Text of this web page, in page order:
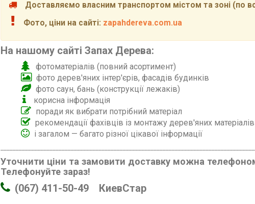
Доставляємо власним транспортом містом та зоні (по
Фото, ціни на сайті: zapahdereva.com.ua
На нашому сайті Запах Дерева:
фотоматеріалів (повний асортимент)
фото дерев'яних інтер'єрів, фасадів будинків
фото саун, бань (конструкції лежаків)
корисна інформація
поради як вибрати потрібний матеріал
рекомендації фахівців із монтажу дерев'яних матеріалів
і загалом — багато різної цікавої інформації
Уточнити ціни та замовити доставку можна
Телефонуйте зараз!
(067) 411-50-49 КиевСтар